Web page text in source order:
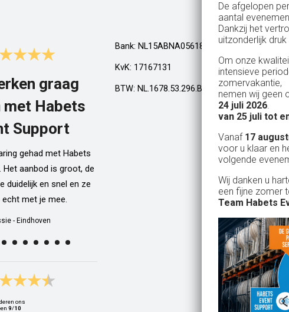
graag
met Habets
Support
gehad met Habets
Het aanbod is groot, de
duidelijk en snel en ze
echt met je mee.
- Eindhoven
Top!
Al een aantal jaar huren wij in Geldrop
een kamphuis met vrienden. We huren
dan een bar incl vaten bier en deze
wordt netjes voor ons neergezet. Er zit
doen als je een vat gaat verwisselen.
Alle spullen worden op maandag ook
weer netjes opgehaald ook al zijn wij
dan weer thuis ;) In het warme weekend
van 10 juli waren wij wederom in
Geldrop en we hebben van het begin tot
het eind een heerlijk koud biertje
gedronken! Top installatie !! Ingrid
het
ons
9/10
Bank: NL15ABNA0561810710
KvK: 17167131
BTW: NL.1678.53.296.B01
De afgelopen
aantal
Dankzij het
uitzonderlijk
Om onze
intensieve
zomervakantie,
nemen wij geen
24 juli 2026.
van 25 juli tot
Vanaf 17
voor u klaar en
volgende
Wij danken u
een fijne zomer
Team Habets